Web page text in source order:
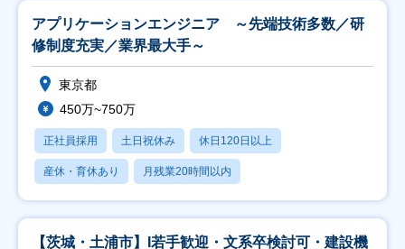
アプリケーションエンジニア ～先端技術多数／研
修制度充実／業界最大手～
東京都
450万~750万
正社員採用 土日祝休み 休日120日以上
産休・育休あり 月残業20時間以内
【茨城・土浦市】I若手歓迎・文系卒検討可・建設機